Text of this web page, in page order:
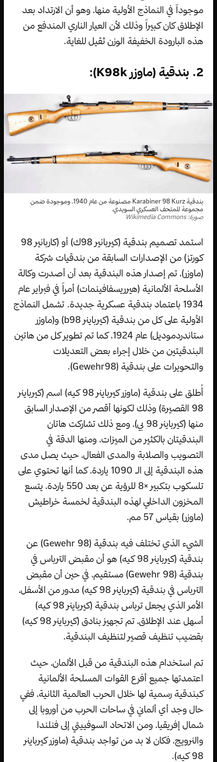
موجوداً في النماذج الأولية منها، وهو أن الارتداد بعد
الإطلاق كان كبيراً وذلك لأن العيار الناري المندفع من
هذه البارودة الخفيفة الوزن ثقيل للغاية.
2. بندقية (ماوزر K98k):
بندقية Karabiner 98 Kurz مصنوعة من عام 1940، وموجودة ضمن
مجموعة للمتحف العسكري السويدي.
صورة: Wikimedia Commons
استمد تصميم بندقية (كيربانير 98ك) أو (كاربانير 98
كورتز) من الإصدارات السابقة من بندقيات شركة
(ماوزر)، تم إصدار هذه البندقية بعد أن أصدرت وكالة
الأسلحة الألمانية (هيرريسفافينمات) أمراً في فبراير عام
1934 باعتماد بندقية عسكرية جديدة. تشمل النماذج
الأولية على كل من بندقية (كيرباينر b98) و(ماوزر
ستاندردموديل) عام 1924، كما تم تطوير كل من هاتين
البندقيتين من خلال إجراء بعض التعديلات
والتحويرات على بندقية (Gewehr98).
أُطلق على بندقية (ماوزر كيرباينر 98 كيه) اسم (كيرباينر
98 القصيرة) وذلك لكونها أقصر من الإصدار السابق
منها (كيرباينر 98 بي)، ومع ذلك تشاركت هاتان
البندقيتان بالكثير من الميزات، ومنها الدقة في
التصويب والصلابة والمدى الفعال، حيث يصل مدى
هذه البندقية إلى الـ 1090 ياردة، كما أنها تحتوي على
تلسكوب بتكبير ×8 للرؤية عن بعد 550 ياردة، يتسع
المخزون الداخلي لهذه البندقية لخمسة خراطيش
(ماوزر) بقياس 57 مم.
الشيء الذي تختلف فيه بندقية (Gewehr 98) عن
بندقية (كيرباينر 98 كيه) هو أن مقبض الترباس في
بندقية (Gewehr 98) مستقيم، في حين أن مقبض
الترباس في بندقية (كيرباينر 98 كيه) مدور من الأسفل،
الأمر الذي يجعل ترباس بندقية (كيرباينر 98 كيه)
أسهل عند الإطلاق، تم تجهيز بنادق (كيرباينر 98 كيه)
بقضيب تنظيف قصير لتنظيف البندقية.
تم استخدام هذه البندقية من قبل الألمان، حيث
اعتمدتها جميع أفرع القوات المسلحة الألمانية
كبندقية رسمية لها خلال الحرب العالمية الثانية، ففي
حال وجد أي ألماني في ساحات الحرب من أوروبا إلى
شمال إفريقيا، ومن الاتحاد السوفييتي إلى فنلندا
والنرويج، فكان لا بد من تواجد بندقية (ماوزر كيرباينر
98 كيه).